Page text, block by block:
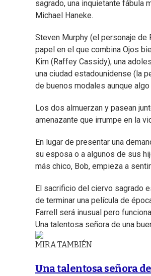
sagrado, una inquietante fábula
Michael Haneke.
Steven Murphy (el personaje de
papel en el que combina Ojos
Kim (Raffey Cassidy), una
una ciudad estadounidense (la
de buenos modales aunque
Los dos almuerzan y pasean
amenazante que irrumpe en la
En lugar de presentar una
su esposa o a algunos de sus
más chico, Bob, empieza a
El sacrificio del ciervo sagrado
de terminar una película de
Farrell será inusual pero
Una talentosa señora de una
MIRA TAMBIÉN
Una talentosa señora